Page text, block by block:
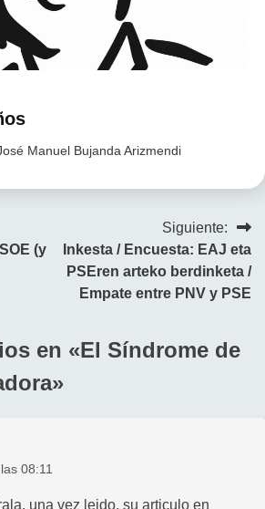
Manuel Bujanda Arizmendi
(y
Siguiente:
Inkesta / Encuesta: EAJ eta
PSEren arteko berdinketa /
Empate entre PNV y PSE
en «El Síndrome de
»
08:11
una vez leido, su articulo en